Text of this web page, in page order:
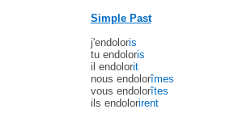
Simple Past
j'endoloris
tu endoloris
il endolorit
nous endolorîmes
vous endolorîtes
ils endolorirent